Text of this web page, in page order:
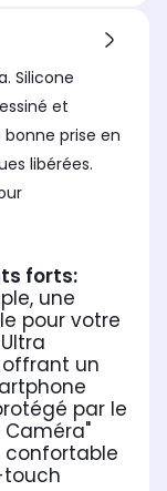
Silicone
et
prise en
libérées.
forts:
une
pour votre
un
par le
confortable